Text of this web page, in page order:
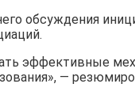
обсуждения
эффективные
—